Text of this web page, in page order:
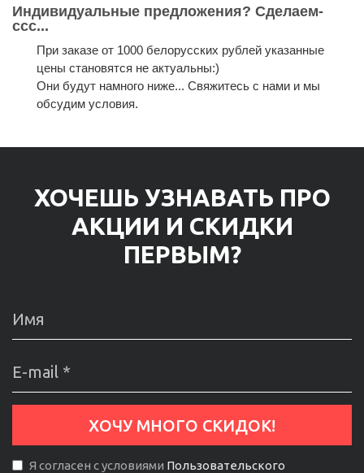
Индивидуальные предложения? Сделаем-
ссс...
При заказе от 1000 белорусских рублей указанные
цены становятся не актуальны:)
Они будут намного ниже... Свяжитесь с нами и мы
обсудим условия.
ХОЧЕШЬ УЗНАВАТЬ ПРО
АКЦИИ И СКИДКИ
ПЕРВЫМ?
Я согласен с условиями Пользовательского